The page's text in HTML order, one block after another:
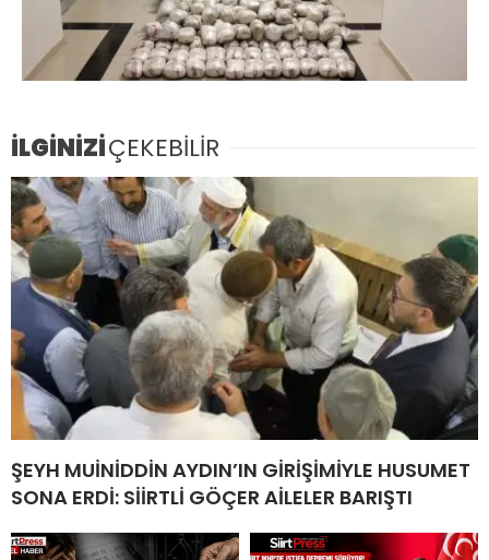
İLGİNİZİÇEKEBİLİR
ŞEYH MUİNİDDİN AYDIN’IN GİRİŞİMİYLE HUSUMET
SONA ERDİ: SİİRTLİ GÖÇER AİLELER BARIŞTI